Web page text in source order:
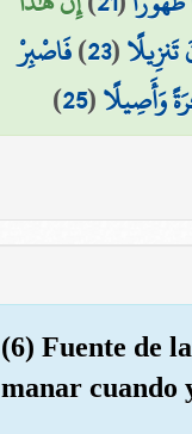
(
23
)فَاصْبِرْ
وَأَصِيلًا(
25
)
(6) Fuente de
manar cuando